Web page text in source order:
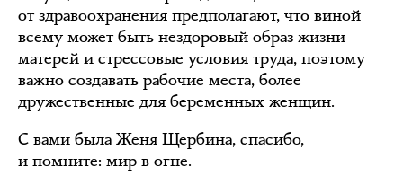
от здравоохранения предполагают, что виной
всему может быть нездоровый образ жизни
матерей и стрессовые условия труда, поэтому
важно создавать рабочие места, более
дружественные для беременных женщин.
С вами была Женя Щербина, спасибо,
и помните: мир в огне.